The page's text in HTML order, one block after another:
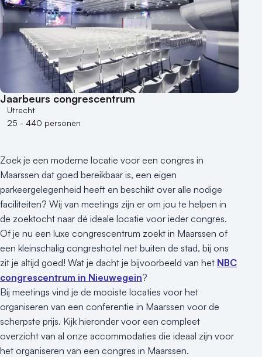
10 of meer zalen
Aantal personen
1 - 50 personen
50 - 100 personen
100 - 250 personen
250 - 500 personen
500+ personen
Bijzondere locaties
Duurzame locatie
Groene locatie
Heisessie
Hotel
Hybride events
Industriële locatie
Kasteel en landgoed
Kleine / intieme locatie
Locaties aan zee
Museum
Theater
Varende locatie
Jaarbeurs congrescentrum
Utrecht
25 - 440 personen
Zoek je een moderne locatie voor een congres in
Maarssen dat goed bereikbaar is, een eigen
parkeergelegenheid heeft en beschikt over alle nodige
faciliteiten? Wij van meetings zijn er om jou te helpen in
de zoektocht naar dé ideale locatie voor ieder congres.
Of je nu een luxe congrescentrum zoekt in Maarssen of
een kleinschalig congreshotel net buiten de stad, bij ons
zit je altijd goed! Wat je dacht je bijvoorbeeld van het NBC
congrescentrum in Nieuwegein?
Bij meetings vind je de mooiste locaties voor het
organiseren van een conferentie in Maarssen voor de
scherpste prijs. Kijk hieronder voor een compleet
overzicht van al onze accommodaties die ideaal zijn voor
het organiseren van een congres in Maarssen.